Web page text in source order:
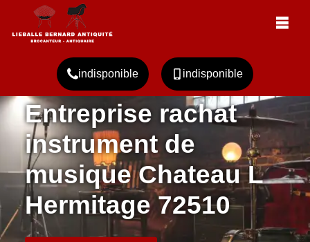
indisponible indisponible
Entreprise rachat
instrument de
musique Chateau L
Hermitage 72510